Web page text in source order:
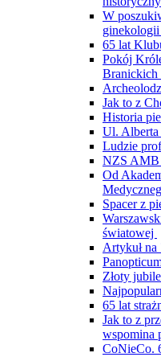
W
ginekologii
65 lat
Pokój
Branickich
Jak to z
Historia
Ul. Alberta
Ludzie
NZS AMB
Od
Spacer z
światowej
Artykuł
Złoty
65 lat
Jak to z
wspomina
CoNieCo.